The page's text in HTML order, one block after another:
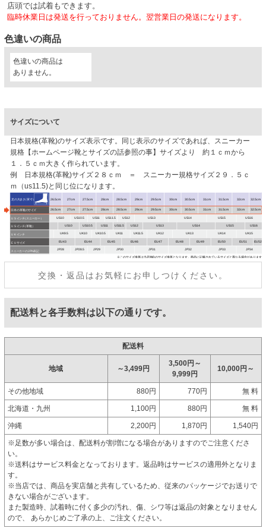
店頭では試着もできます。
臨時休業日は発送を行っておりません。翌営業日の発送になります。
色違いの商品
色違いの商品は
ありません。
サイズについて
交換・返品はお気軽にお申しつけください。
日本規格(革靴)のサイズ表示です。同じ表示のサイズであれば、スニーカー
規格【ホームページ靴とサイズの話参照の事】サイズより 約１ｃｍから
１．５ｃｍ大きく作られています。
例 日本規格(革靴)サイズ２８ｃｍ ＝ スニーカー規格サイズ２９．５ｃ
ｍ（us11.5)と同じ位になります。
配送料と各手数料は以下の通りです。
配送料
地域 ～3,499円
3,500円～
9,999円
10,000円～
その他地域 880円 770円 無 料
北海道・九州 1,100円 880円 無 料
沖縄 2,200円 1,870円 1,540円
※足数が多い場合は、配送料が割増になる場合がありますのでご注意くださ
い。
※送料はサービス料金となっております。返品時はサービスの適用外となりま
す。
※当店では、商品を実店舗と共有しているため、従来のパッケージでお送りで
きない場合がございます。
また製造時、試着時に付く多少の汚れ、傷、シワ等は返品の対象となりません
ので、 あらかじめご了承の上、ご注文ください。